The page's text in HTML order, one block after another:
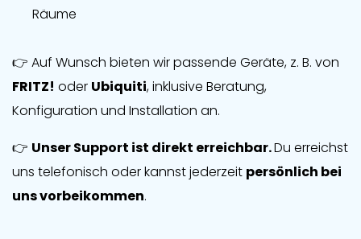
Räume
👉 Auf Wunsch bieten wir passende Geräte, z. B. von
FRITZ! oder Ubiquiti, inklusive Beratung,
Konfiguration und Installation an.
👉 Unser Support ist direkt erreichbar.Du erreichst
uns telefonisch oder kannst jederzeit persönlich bei
uns vorbeikommen.